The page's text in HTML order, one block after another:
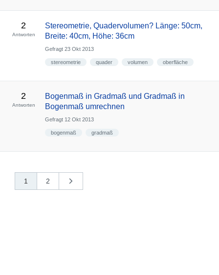
2
Antworten
Stereometrie, Quadervolumen? Länge: 50cm,
Breite: 40cm, Höhe: 36cm
Gefragt 23 Okt 2013
stereometrie quader volumen oberfläche
2
Antworten
Bogenmaß in Gradmaß und Gradmaß in
Bogenmaß umrechnen
Gefragt 12 Okt 2013
bogenmaß gradmaß
1 2